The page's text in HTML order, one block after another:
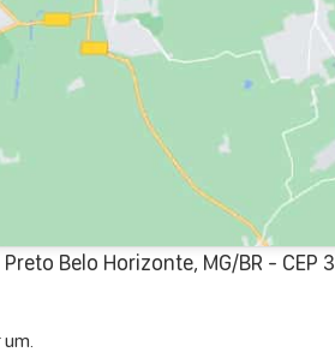
Belo Horizonte, MG/BR - CEP